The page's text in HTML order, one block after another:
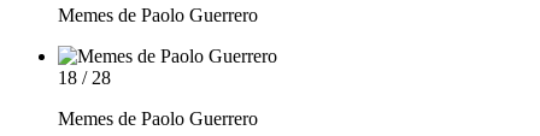
Memes de Paolo Guerrero
18 / 28
Memes de Paolo Guerrero